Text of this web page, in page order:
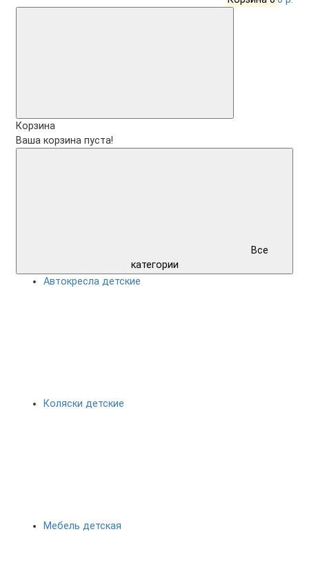
Корзина
Ваша корзина пуста!
Все
категории
Автокресла детские
Коляски детские
Мебель детская